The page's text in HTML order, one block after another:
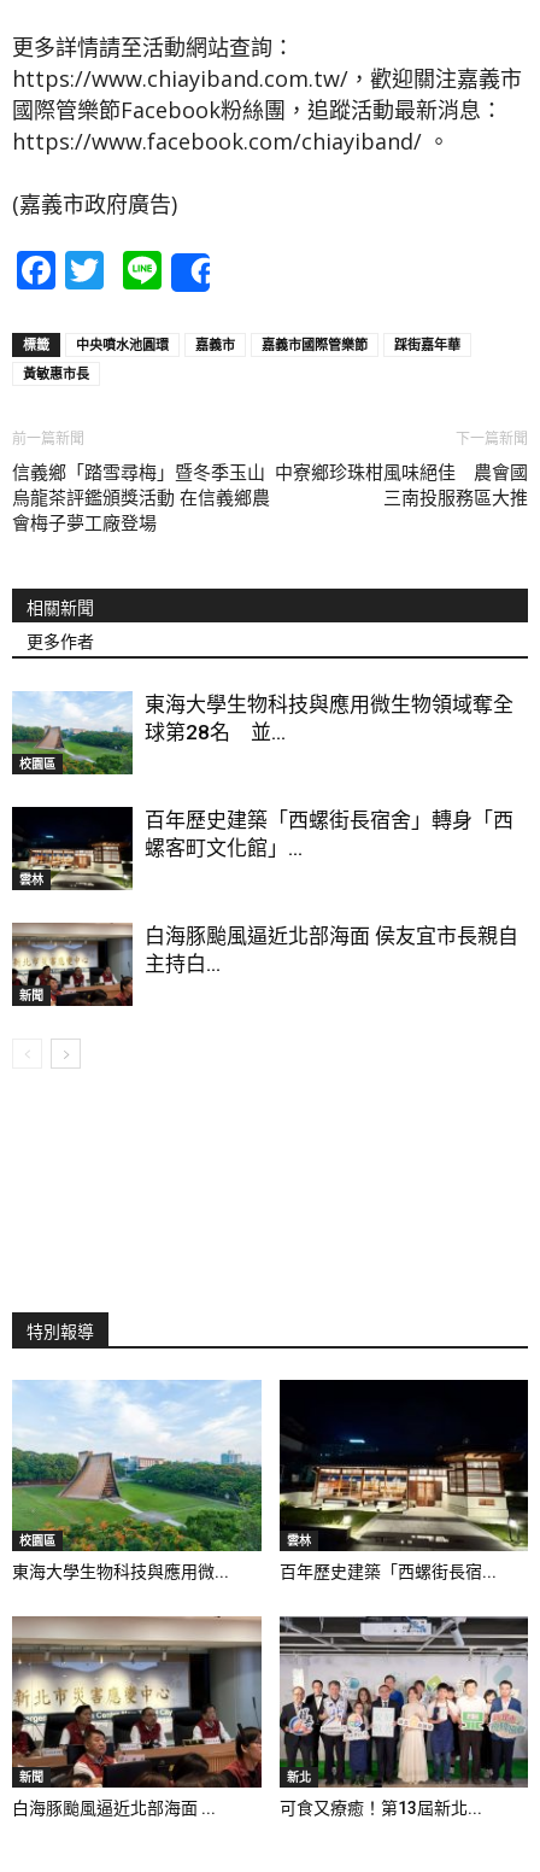
更多詳情請至活動網站查詢：
https://www.chiayiband.com.tw/，歡迎關注嘉義市
國際管樂節Facebook粉絲團，追蹤活動最新消息：
https://www.facebook.com/chiayiband/ 。
(嘉義市政府廣告)
Facebook
Twitter
Line
標籤 中央噴水池圓環 嘉義市 嘉義市國際管樂節
踩街嘉年華
黃敏惠市長
前一篇新聞
信義鄉「踏雪尋梅」暨冬季玉山
烏龍茶評鑑頒獎活動 在信義鄉農
會梅子夢工廠登場
下一篇新聞
中寮鄉珍珠柑風味絕佳 農會國
三南投服務區大推
相關新聞
更多作者
校園區
東海大學生物科技與應用微生物領域奪全
球第28名 並...
雲林
百年歷史建築「西螺街長宿舍」轉身「西
螺客町文化館」...
新聞
白海豚颱風逼近北部海面 侯友宜市長親自
主持白...
特別報導
校園區
東海大學生物科技與應用微...
雲林
百年歷史建築「西螺街長宿...
新聞
白海豚颱風逼近北部海面 ...
新北
可食又療癒！第13屆新北...